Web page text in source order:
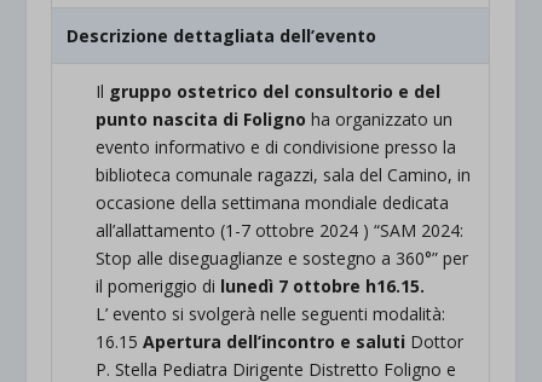
Descrizione dettagliata dell’evento
Il gruppo ostetrico del consultorio e del
punto nascita di Foligno ha organizzato un
evento informativo e di condivisione presso la
biblioteca comunale ragazzi, sala del Camino, in
occasione della settimana mondiale dedicata
all’allattamento (1-7 ottobre 2024 ) “SAM 2024:
Stop alle diseguaglianze e sostegno a 360°” per
il pomeriggio di lunedì 7 ottobre h16.15.
L’ evento si svolgerà nelle seguenti modalità:
16.15Apertura dell’incontro e saluti Dottor
P. Stella Pediatra Dirigente Distretto Foligno e